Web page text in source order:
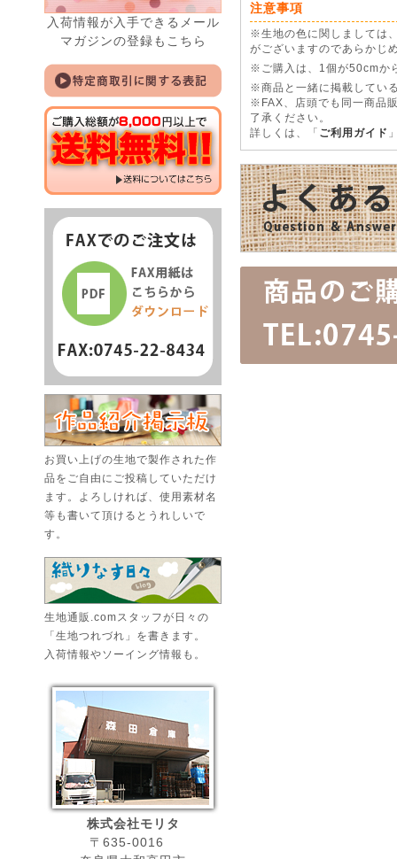
入荷情報が入手できるメール
マガジンの登録もこちら
お買い上げの生地で製作された作
品をご自由にご投稿していただけ
ます。よろしければ、使用素材名
等も書いて頂けるとうれしいで
す。
生地通販.comスタッフが日々の
「生地つれづれ」を書きます。
入荷情報やソーイング情報も。
株式会社モリタ
〒635-0016
注意事項
※生地の色に関しましては
がございますのであらかじ
※ご購入は、1個が50cmか
※商品と一緒に掲載してい
※FAX、店頭でも同一商品
了承ください。
詳しくは、「 ご利用ガイド